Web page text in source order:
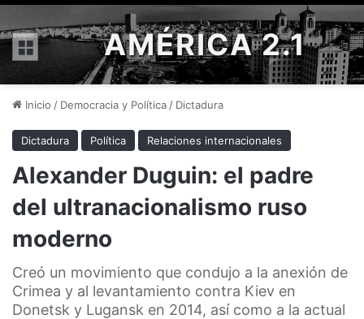
Menú AMÉRICA 2.1
Inicio / Democracia y Política / Dictadura
Dictadura Política Relaciones internacionales
Alexander Duguin: el padre
del ultranacionalismo ruso
moderno
Creó un movimiento que condujo a la anexión de
Crimea y al levantamiento contra Kiev en
Donetsk y Lugansk en 2014, así como a la actual